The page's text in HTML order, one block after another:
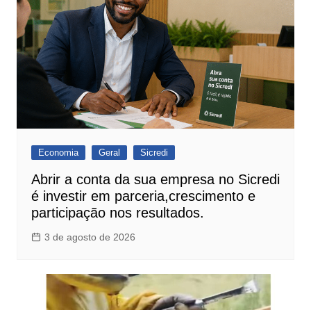
Economia Geral Sicredi
Abrir a conta da sua empresa no Sicredi
é investir em parceria,crescimento e
participação nos resultados.
3 de agosto de 2026